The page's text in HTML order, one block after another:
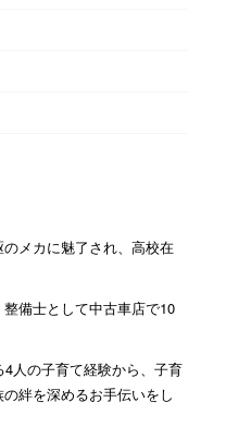
メカに魅了され、高校在
備士として中古車店で10
人の子育て経験から、子育
絆を深めるお手伝いをし